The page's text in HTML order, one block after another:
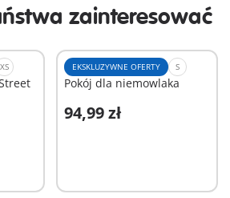
zainteresować
XS EKSKLUZYWNE OFERTY S
Pokój dla niemowlaka
94,99 zł
Dodaj do koszyka